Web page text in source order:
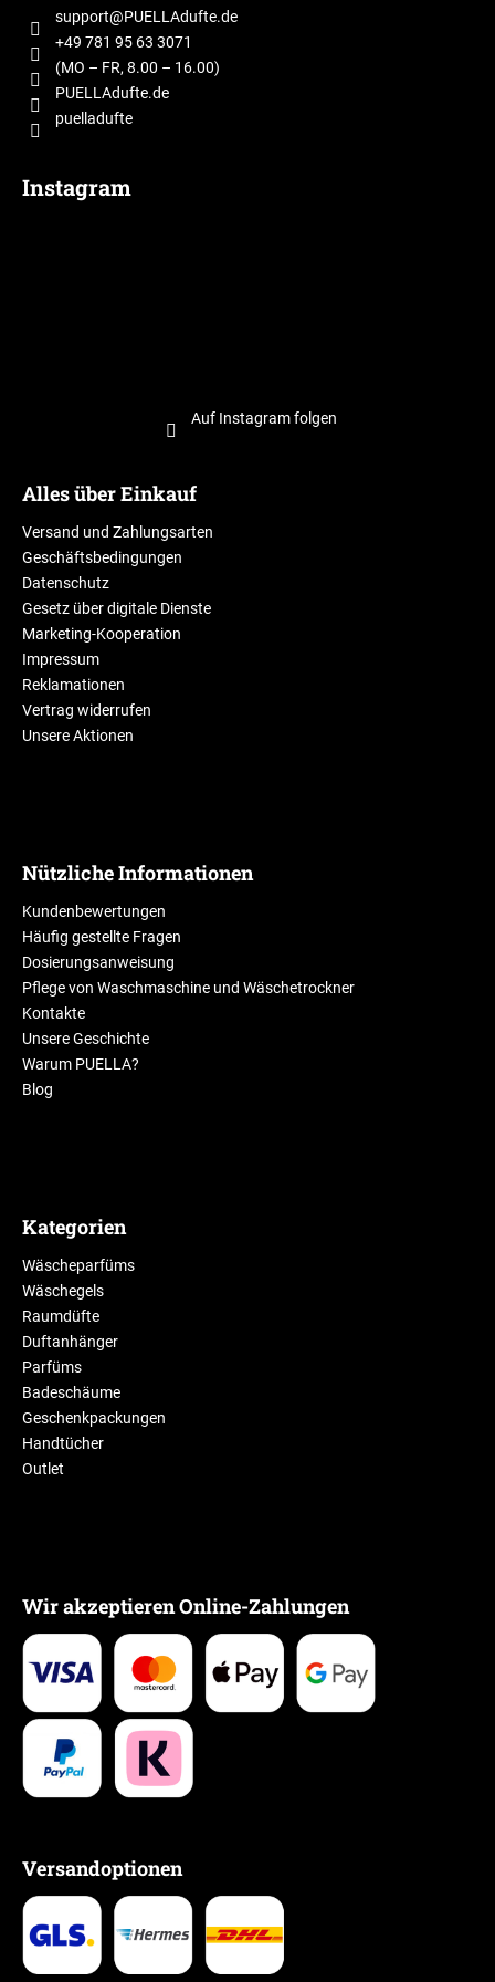
support@PUELLAdufte.de
+49 781 95 63 3071
(MO – FR, 8.00 – 16.00)
PUELLAdufte.de
puelladufte
Instagram
Auf Instagram folgen
Alles über Einkauf
Versand und Zahlungsarten
Geschäftsbedingungen
Datenschutz
Gesetz über digitale Dienste
Marketing-Kooperation
Impressum
Reklamationen
Vertrag widerrufen
Unsere Aktionen
Nützliche Informationen
Kundenbewertungen
Häufig gestellte Fragen
Dosierungsanweisung
Pflege von Waschmaschine und Wäschetrockner
Kontakte
Unsere Geschichte
Warum PUELLA?
Blog
Kategorien
Wäscheparfüms
Wäschegels
Raumdüfte
Duftanhänger
Parfüms
Badeschäume
Geschenkpackungen
Handtücher
Outlet
Wir akzeptieren Online-Zahlungen
Versandoptionen